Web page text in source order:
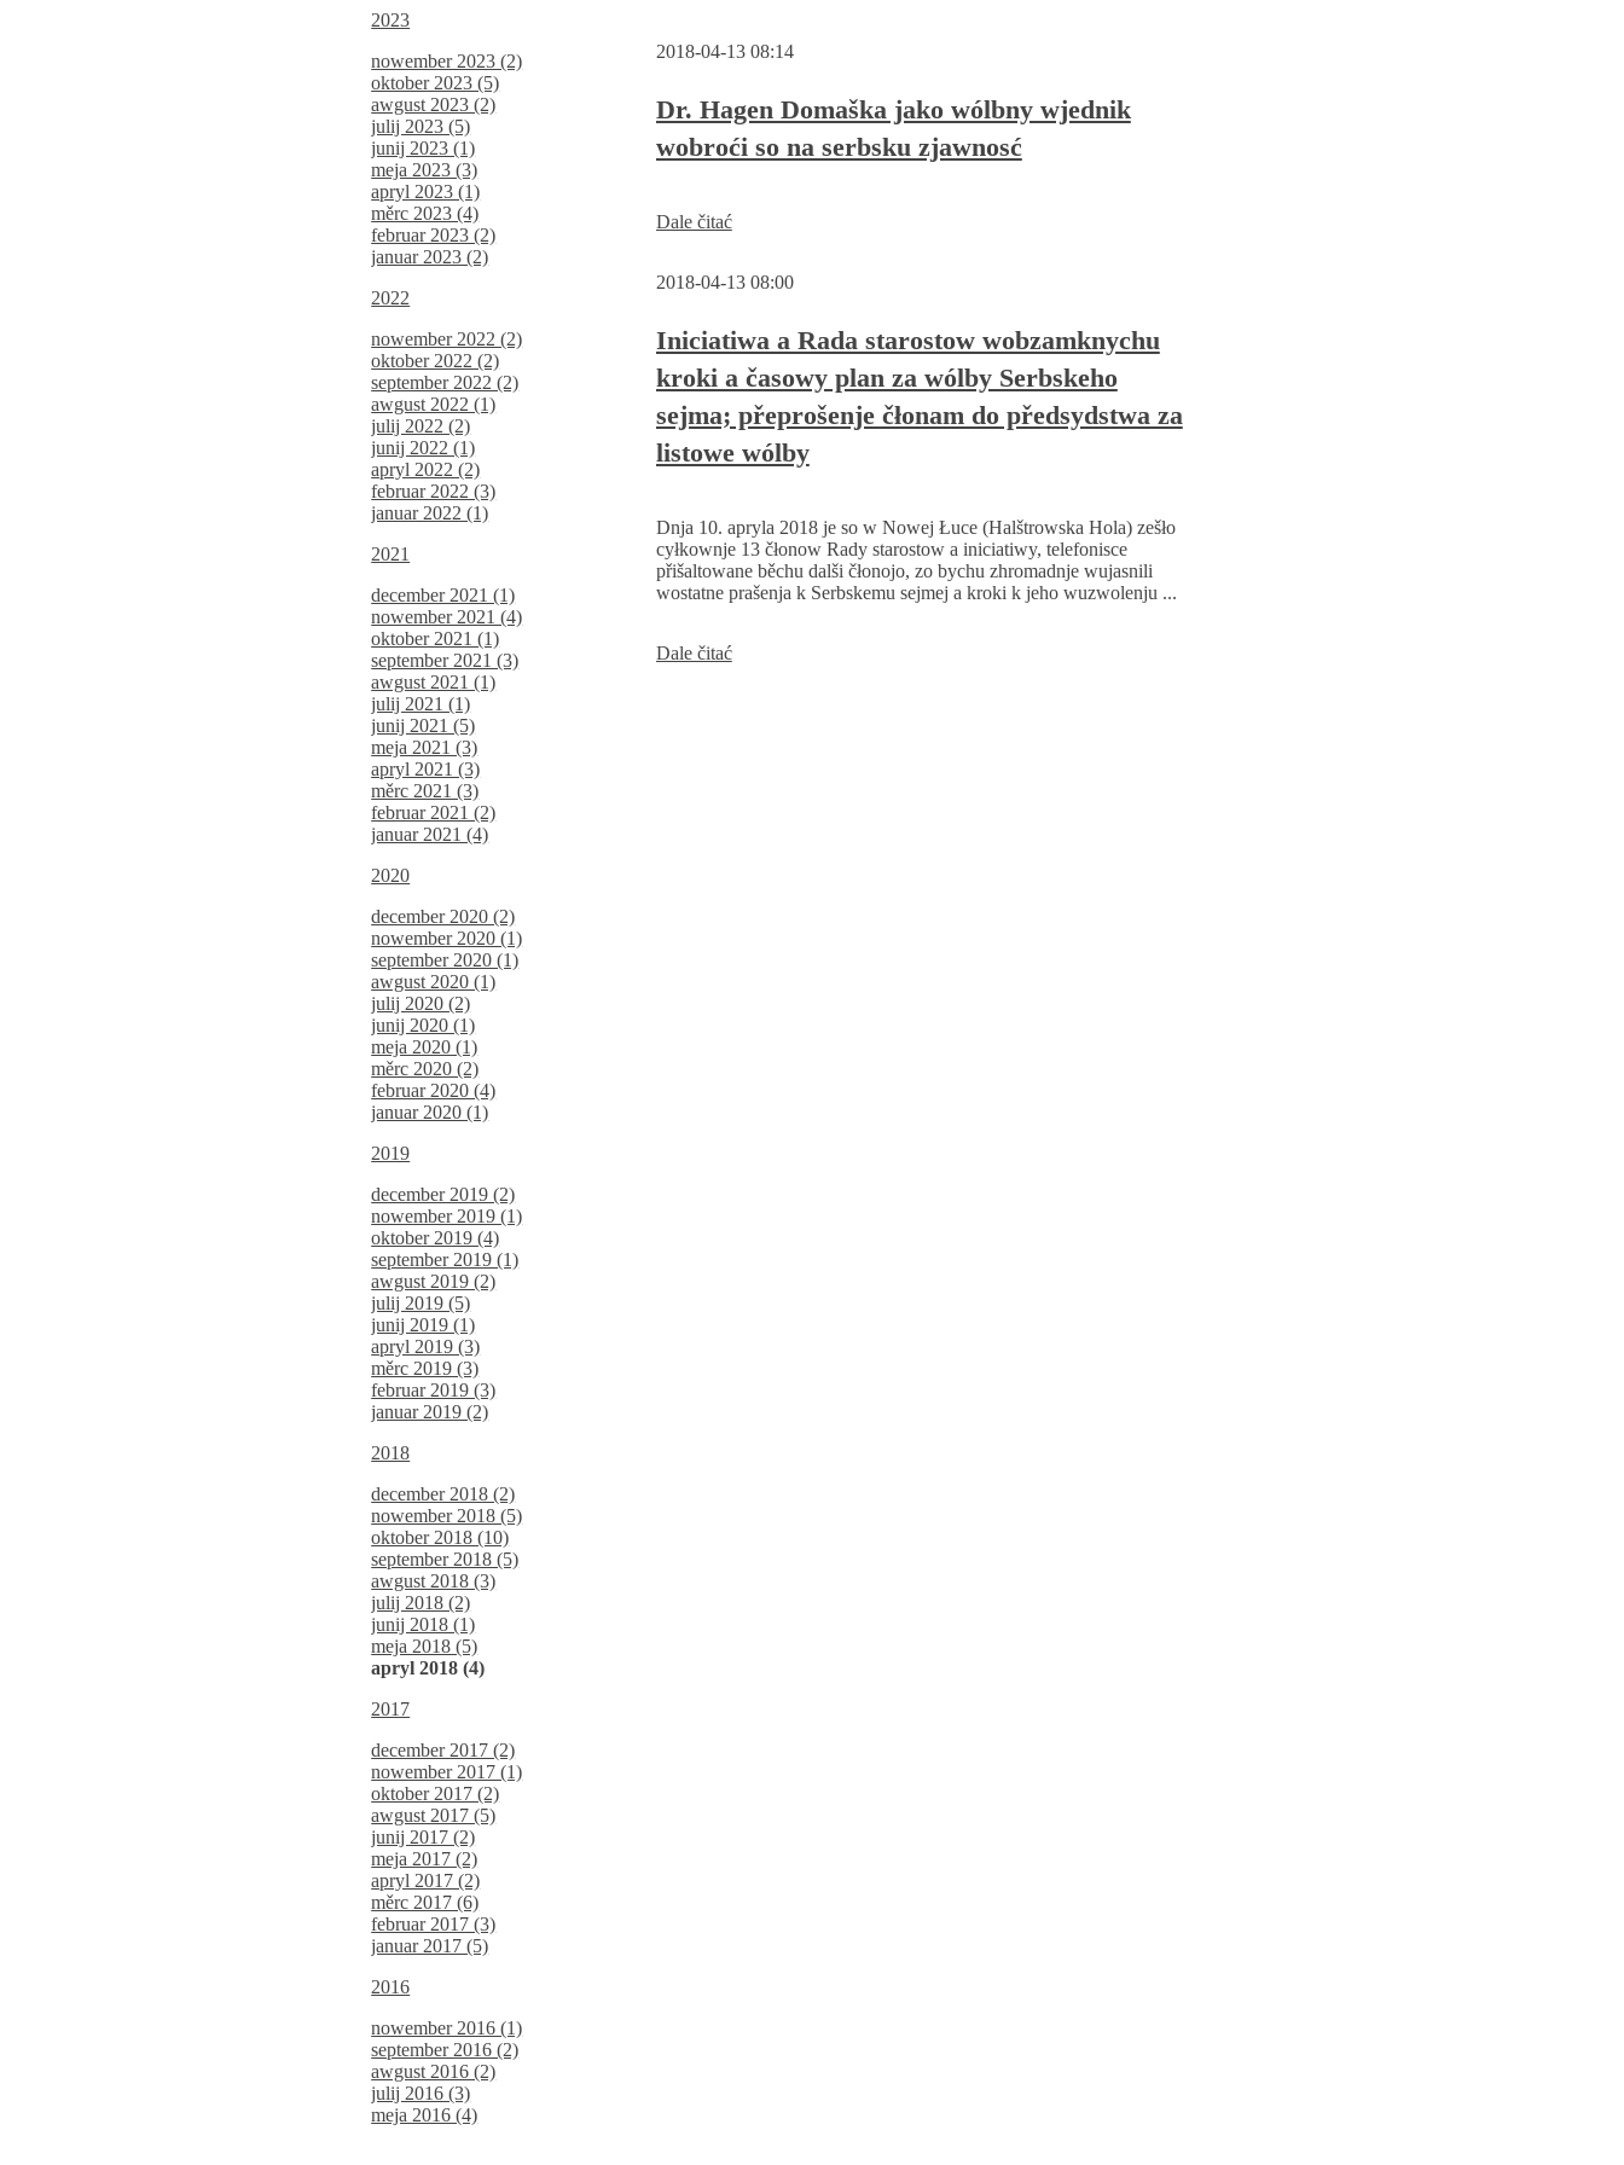
2023
nowember 2023 (2)
oktober 2023 (5)
awgust 2023 (2)
julij 2023 (5)
junij 2023 (1)
meja 2023 (3)
apryl 2023 (1)
měrc 2023 (4)
februar 2023 (2)
januar 2023 (2)
2022
nowember 2022 (2)
oktober 2022 (2)
september 2022 (2)
awgust 2022 (1)
julij 2022 (2)
junij 2022 (1)
apryl 2022 (2)
februar 2022 (3)
januar 2022 (1)
2021
december 2021 (1)
nowember 2021 (4)
oktober 2021 (1)
september 2021 (3)
awgust 2021 (1)
julij 2021 (1)
junij 2021 (5)
meja 2021 (3)
apryl 2021 (3)
měrc 2021 (3)
februar 2021 (2)
januar 2021 (4)
2020
december 2020 (2)
nowember 2020 (1)
september 2020 (1)
awgust 2020 (1)
julij 2020 (2)
junij 2020 (1)
meja 2020 (1)
měrc 2020 (2)
februar 2020 (4)
januar 2020 (1)
2019
december 2019 (2)
nowember 2019 (1)
oktober 2019 (4)
september 2019 (1)
awgust 2019 (2)
julij 2019 (5)
junij 2019 (1)
apryl 2019 (3)
měrc 2019 (3)
februar 2019 (3)
januar 2019 (2)
2018
december 2018 (2)
nowember 2018 (5)
oktober 2018 (10)
september 2018 (5)
awgust 2018 (3)
julij 2018 (2)
junij 2018 (1)
meja 2018 (5)
apryl 2018 (4)
2017
december 2017 (2)
nowember 2017 (1)
oktober 2017 (2)
awgust 2017 (5)
junij 2017 (2)
meja 2017 (2)
apryl 2017 (2)
měrc 2017 (6)
februar 2017 (3)
januar 2017 (5)
2016
nowember 2016 (1)
september 2016 (2)
awgust 2016 (2)
julij 2016 (3)
meja 2016 (4)
2018-04-13 08:14
Dr. Hagen Domaška jako wólbny wjednik
wobroći so na serbsku zjawnosć
Dale čitaćDr.
jako
wjednik
wobroći
so
na
serbsku
2018-04-13 08:00
Iniciatiwa a Rada starostow wobzamknychu
kroki a časowy plan za wólby Serbskeho
sejma; přeprošenje čłonam do předsydstwa za
listowe wólby
Dnja 10. apryla 2018 je so w Nowej Łuce (Halštrowska Hola) zešło
cyłkownje 13 čłonow Rady starostow a iniciatiwy, telefonisce
přišaltowane běchu dalši čłonojo, zo bychu zhromadnje wujasnili
wostatne prašenja k Serbskemu sejmej a kroki k jeho wuzwolenju ...
Dale čitaćIniciatiwa